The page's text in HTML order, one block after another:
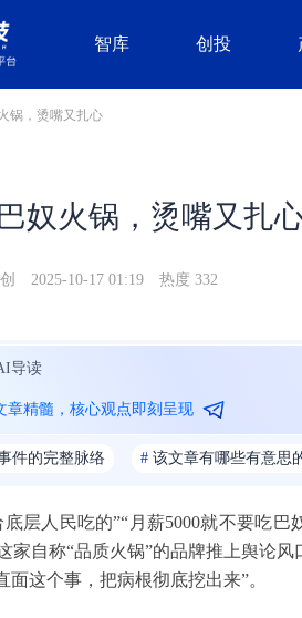
智库 创投
锅，烫嘴又扎心
奴火锅，烫嘴又扎
2025-10-17 01:19 热度 332
导读
章精髓，核心观点即刻呈现
件的完整脉络 # 该文章有哪些有意思
底层人民吃的”“月薪5000就不要吃
家自称“品质火锅”的品牌推上舆论
面这个事，把病根彻底挖出来”。